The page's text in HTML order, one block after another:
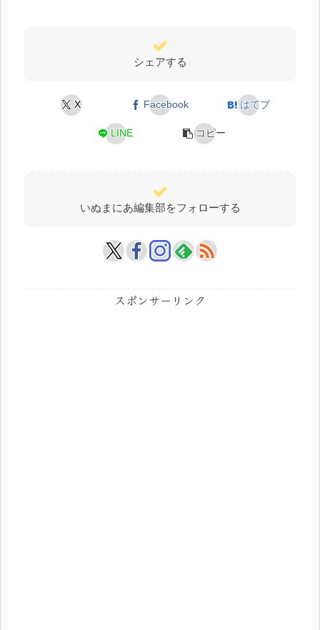
シェアする
X Facebook はてブ
LINE コピー
いぬまにあ編集部をフォローする
スポンサーリンク